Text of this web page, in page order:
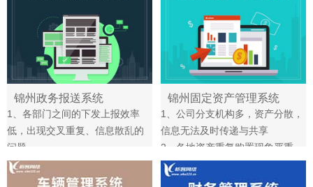
锦州政务报送系统
1、各部门之间的下发上报效率
低，出现交叉重复、信息散乱的
问题。
2、政府各个部门之间的业务交流
少，信息共享程度低。
锦州固定资产管理系统
1、公司分支机构多，资产分散，
信息无法及时传递与共享
2、各地资产重复购置现象严重，
无法实现整体管控
3、缺乏明确清晰的管理架构和职